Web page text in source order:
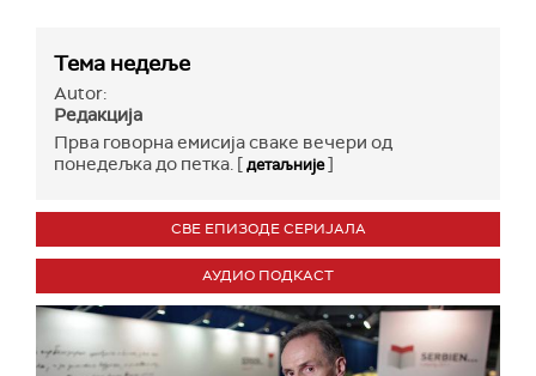
Тема недеље
Autor:
Редакција
Прва говорна емисија сваке вечери од
понедељка до петка. [детаљније]
СВЕ ЕПИЗОДЕ СЕРИЈАЛА
АУДИО ПОДКАСТ